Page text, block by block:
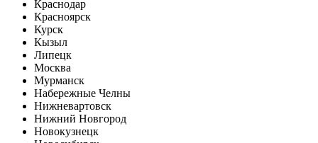
Краснодар
Красноярск
Курск
Кызыл
Липецк
Москва
Мурманск
Набережные Челны
Нижневартовск
Нижний Новгород
Новокузнецк